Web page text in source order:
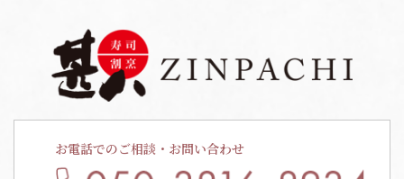
お電話でのご相談・お問い合わせ